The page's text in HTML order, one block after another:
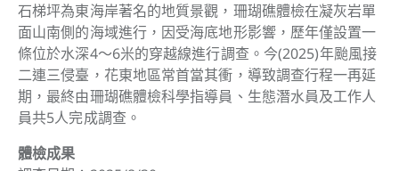
石梯坪為東海岸著名的地質景觀，珊瑚礁體檢在凝灰岩單
面山南側的海域進行，因受海底地形影響，歷年僅設置一
條位於水深4～6米的穿越線進行調查。今(2025)年颱風接
二連三侵臺，花東地區常首當其衝，導致調查行程一再延
期，最終由珊瑚礁體檢科學指導員、生態潛水員及工作人
員共5人完成調查。
體檢成果